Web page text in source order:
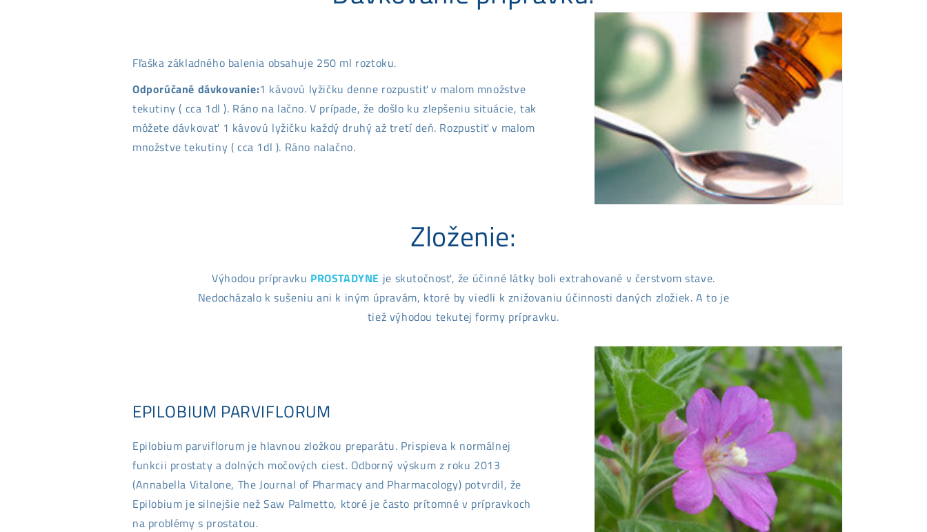
Fľaška základného balenia obsahuje 250 ml roztoku.
Odporúčané dávkovanie:1 kávovú lyžičku denne rozpustiť v malom množstve
tekutiny ( cca 1dl ). Ráno na lačno. V prípade, že došlo ku zlepšeniu situácie, tak
môžete dávkovať 1 kávovú lyžičku každý druhý až tretí deň. Rozpustiť v malom
množstve tekutiny ( cca 1dl ). Ráno nalačno.
Zloženie:
Výhodou prípravku PROSTADYNE je skutočnosť, že účinné látky boli extrahované v čerstvom stave.
Nedocházalo k sušeniu ani k iným úpravám, ktoré by viedli k znižovaniu účinnosti daných zložiek. A to je
tiež výhodou tekutej formy prípravku.
EPILOBIUM PARVIFLORUM
Epilobium parviflorum je hlavnou zložkou preparátu. Prispieva k normálnej
funkcii prostaty a dolných močových ciest. Odborný výskum z roku 2013
(Annabella Vitalone, The Journal of Pharmacy and Pharmacology) potvrdil, že
Epilobium je silnejšie než Saw Palmetto, ktoré je často prítomné v prípravkoch
na problémy s prostatou.